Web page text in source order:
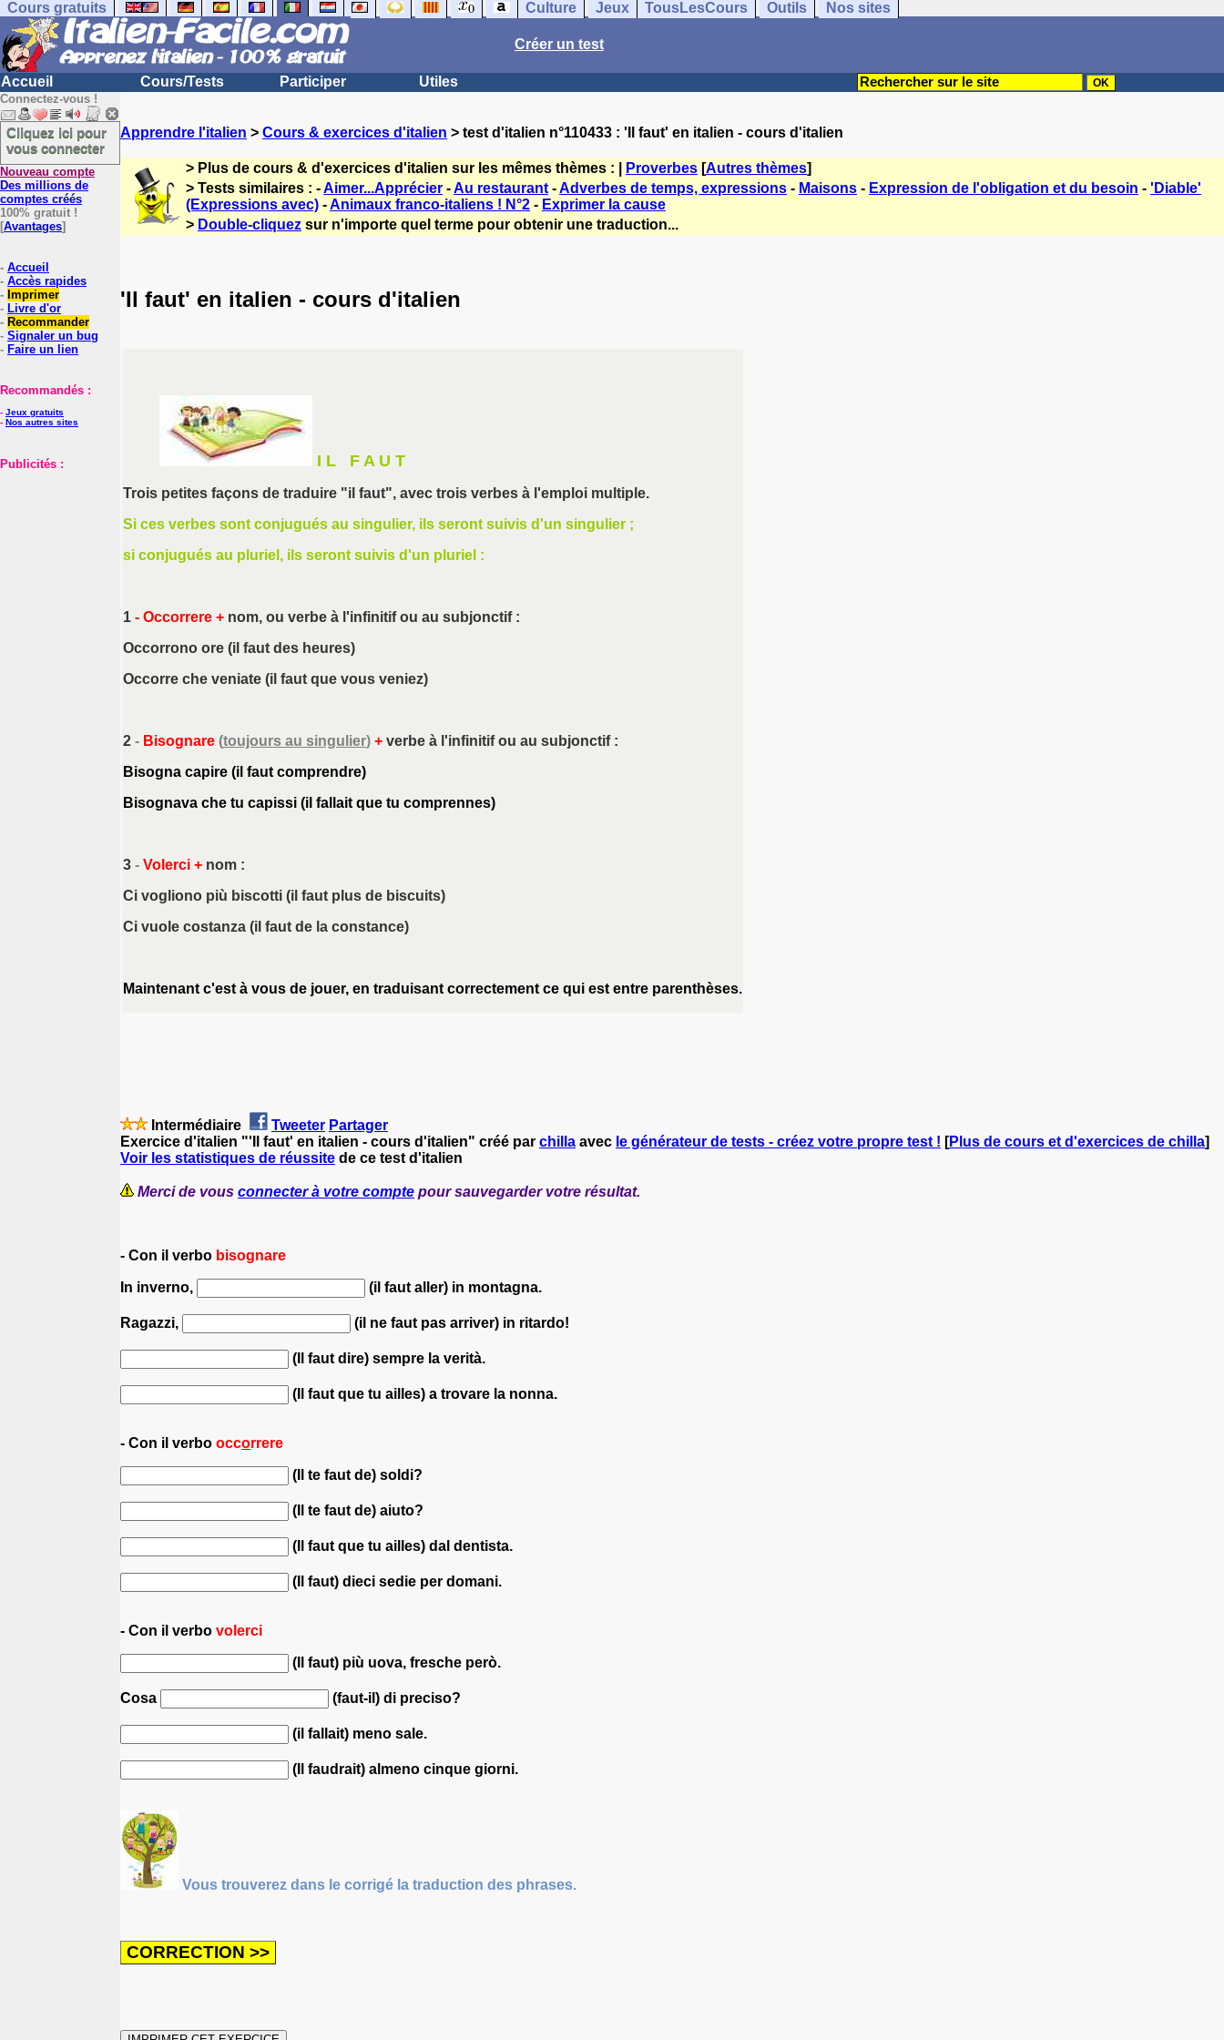
Cours gratuits Culture Jeux TousLesCours Outils Nos sites
Créer un test
Accueil Cours/Tests Participer Utiles
Connectez-vous !
Cliquez ici pour
vous connecter
Nouveau compte
Des millions de
comptes créés
100% gratuit !
[Avantages]
- Accueil
- Accès rapides
- Imprimer
- Livre d'or
- Recommander
- Signaler un bug
- Faire un lien
Recommandés :
- Jeux gratuits
- Nos autres sites
Publicités :
Apprendre l'italien > Cours & exercices d'italien > test d'italien n°110433 : 'Il faut' en italien - cours d'italien
> Plus de cours & d'exercices d'italien sur les mêmes thèmes : | Proverbes [Autres thèmes]
> Tests similaires : -Aimer...Apprécier -Au restaurant -Adverbes de temps, expressions - Maisons - Expression de l'obligation et du besoin - 'Diable'
(Expressions avec) -Animaux franco-italiens ! N°2 - Exprimer la cause
> Double-cliquez sur n'importe quel terme pour obtenir une traduction...
'Il faut' en italien - cours d'italien
I L F A U T
Trois petites façons de traduire "il faut", avec trois verbes à l'emploi multiple.
Si ces verbes sont conjugués au singulier, ils seront suivis d'un singulier ;
si conjugués au pluriel, ils seront suivis d'un pluriel :
1 - Occorrere + nom, ou verbe à l'infinitifou au subjonctif :
Occorrono ore (il faut des heures)
Occorre che veniate (il faut que vous veniez)
2 - Bisognare (toujours au singulier) + verbe à l'infinitifou au subjonctif :
Bisogna capire (il faut comprendre)
Bisognava che tu capissi (il fallait que tu comprennes)
3 - Volerci + nom :
Ci vogliono più biscotti (il faut plus de biscuits)
Ci vuole costanza (il faut de la constance)
Maintenant c'est à vous de jouer, en traduisant correctement ce qui est entre parenthèses.
Intermédiaire Tweeter Partager
Exercice d'italien "'Il faut' en italien - cours d'italien" créé par chilla avec le générateur de tests - créez votre propre test ! [Plus de cours et d'exercices de chilla]
Voir les statistiques de réussite de ce test d'italien
Merci de vous connecter à votre compte pour sauvegarder votre résultat.
- Con il verbo bisognare
In inverno, (il faut aller) in montagna.
Ragazzi, (il ne faut pas arriver) in ritardo!
(Il faut dire) sempre la verità.
(Il faut que tu ailles) a trovare la nonna.
- Con il verbo occorrere
(Il te faut de) soldi?
(Il te faut de) aiuto?
(Il faut que tu ailles) dal dentista.
(Il faut) dieci sedie per domani.
- Con il verbo volerci
(Il faut) più uova, fresche però.
Cosa (faut-il) di preciso?
(il fallait) meno sale.
(Il faudrait) almeno cinque giorni.
Vous trouverez dans le corrigé la traduction des phrases.